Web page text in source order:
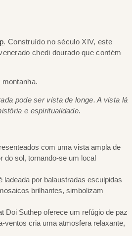
. Construído no século XIV, este
chedi dourado que contém
pode ser vista de longe. A vista lá
e espiritualidade.
com uma vista ampla de
do sol, tornando-se um local
ladeada por balaustradas esculpidas
brilhantes, simbolizam
Doi Suthep oferece um refúgio de paz
ventos cria uma atmosfera relaxante,